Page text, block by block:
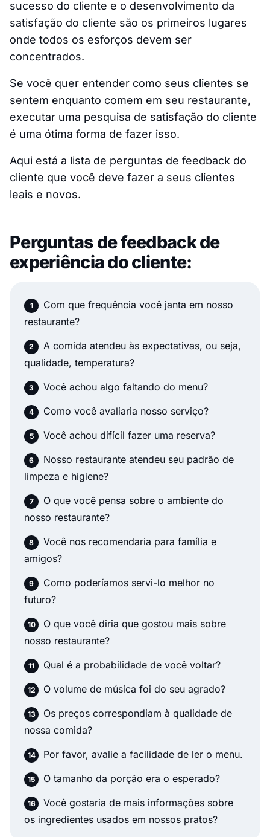
sucesso do cliente e o desenvolvimento da
satisfação do cliente são os primeiros lugares
onde todos os esforços devem ser
concentrados.
Se você quer entender como seus clientes se
sentem enquanto comem em seu restaurante,
executar uma pesquisa de satisfação do cliente
é uma ótima forma de fazer isso.
Aqui está a lista de perguntas de feedback do
cliente que você deve fazer a seus clientes
leais e novos.
Perguntas de feedback de
experiência do cliente:
Com que frequência você janta em nosso
restaurante?
A comida atendeu às expectativas, ou seja,
qualidade, temperatura?
Você achou algo faltando do menu?
Como você avaliaria nosso serviço?
Você achou difícil fazer uma reserva?
Nosso restaurante atendeu seu padrão de
limpeza e higiene?
O que você pensa sobre o ambiente do
nosso restaurante?
Você nos recomendaria para família e
amigos?
Como poderíamos servi-lo melhor no
futuro?
O que você diria que gostou mais sobre
nosso restaurante?
Qual é a probabilidade de você voltar?
O volume de música foi do seu agrado?
Os preços correspondiam à qualidade de
nossa comida?
Por favor, avalie a facilidade de ler o menu.
O tamanho da porção era o esperado?
Você gostaria de mais informações sobre
os ingredientes usados em nossos pratos?